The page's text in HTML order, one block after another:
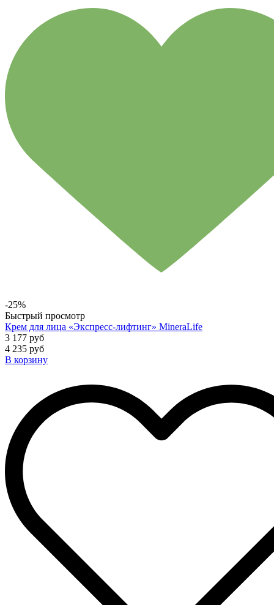
-25%
Быстрый просмотр
Крем для лица «Экспресс-лифтинг» MineraLife
3 177 руб
4 235 руб
В корзину